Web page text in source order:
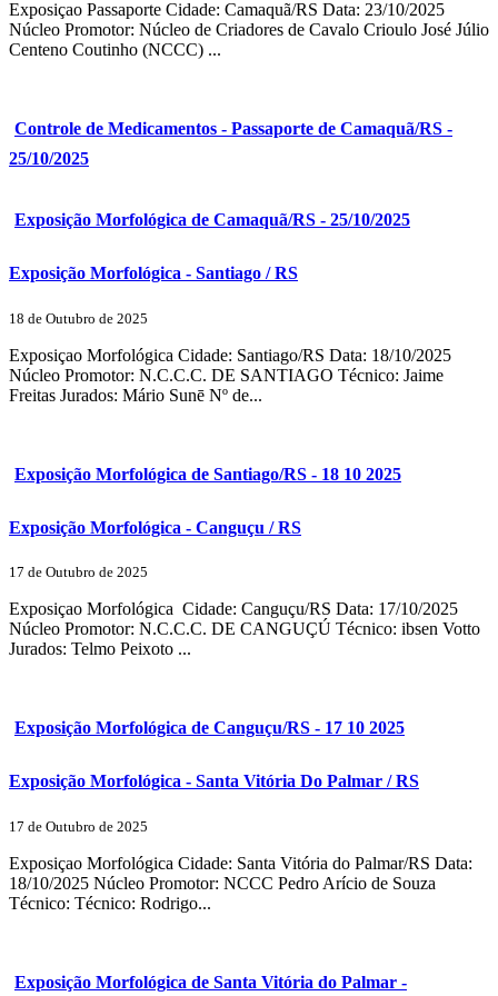
Exposiçao Passaporte Cidade: Camaquã/RS Data: 23/10/2025
Núcleo Promotor: Núcleo de Criadores de Cavalo Crioulo José Júlio
Centeno Coutinho (NCCC) ...
Controle de Medicamentos - Passaporte de Camaquã/RS -
25/10/2025
Exposição Morfológica de Camaquã/RS - 25/10/2025
Exposição Morfológica - Santiago / RS
18 de Outubro de 2025
Exposiçao Morfológica Cidade: Santiago/RS Data: 18/10/2025
Núcleo Promotor: N.C.C.C. DE SANTIAGO Técnico: Jaime
Freitas Jurados: Mário Sunē Nº de...
Exposição Morfológica de Santiago/RS - 18 10 2025
Exposição Morfológica - Canguçu / RS
17 de Outubro de 2025
Exposiçao Morfológica Cidade: Canguçu/RS Data: 17/10/2025
Núcleo Promotor: N.C.C.C. DE CANGUÇÚ Técnico: ibsen Votto
Jurados: Telmo Peixoto ...
Exposição Morfológica de Canguçu/RS - 17 10 2025
Exposição Morfológica - Santa Vitória Do Palmar / RS
17 de Outubro de 2025
Exposiçao Morfológica Cidade: Santa Vitória do Palmar/RS Data:
18/10/2025 Núcleo Promotor: NCCC Pedro Arício de Souza
Técnico: Técnico: Rodrigo...
Exposição Morfológica de Santa Vitória do Palmar -